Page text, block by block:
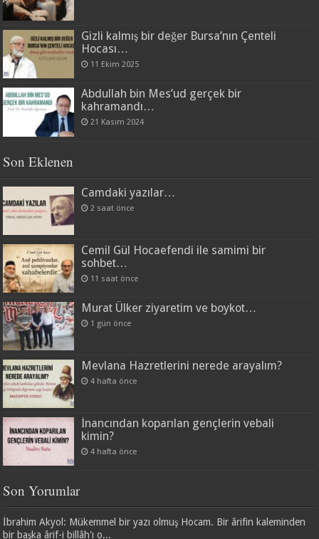
Gizli kalmış bir değer Bursa’nın Çenteli
Hocası…
11 Ekim 2025
Abdullah bin Mes’ud gerçek bir
kahramandı…
21 Kasım 2024
Son Eklenen
Camdaki yazılar…
2 saat önce
Cemil Gül Hocaefendi ile samimi bir
sohbet…
11 saat önce
Murat Ülker ziyaretim ve boykot…
1 gün önce
Mevlana Hazretlerini nerede arayalım?
4 hafta önce
İnancından koparılan gençlerin vebali
kimin?
4 hafta önce
Son Yorumlar
İbrahim Akyol: Mükemmel bir yazı olmuş Hocam. Bir ârifin kaleminden
bir başka ârif-i billâh'ı o...